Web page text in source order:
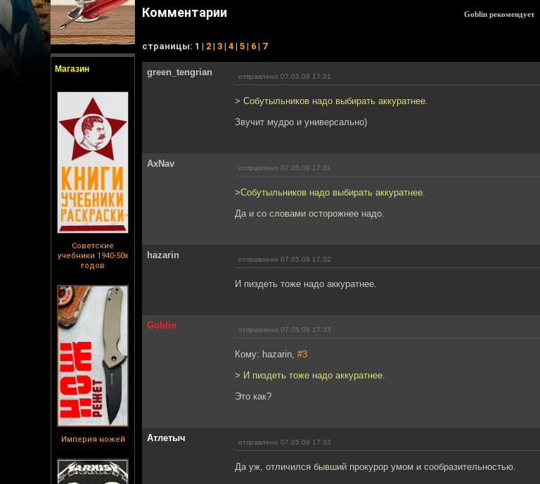
Магазин
Советские
учебники 1940-50х
годов
Империя ножей
Комментарии Goblin рекомендует
cтраницы: 1 | 2 | 3 | 4 | 5 | 6 | 7
green_tengrian отправлено 07.05.09 17:31
> Собутыльников надо выбирать аккуратнее.
Звучит мудро и универсально)
AxNav отправлено 07.05.09 17:31
>Собутыльников надо выбирать аккуратнее.
Да и со словами осторожнее надо.
hazarin отправлено 07.05.09 17:32
И пиздеть тоже надо аккуратнее.
Goblin отправлено 07.05.09 17:33
Кому: hazarin, #3
> И пиздеть тоже надо аккуратнее.
Это как?
Атлетыч отправлено 07.05.09 17:33
Да уж, отличился бывший прокурор умом и сообразительностью.